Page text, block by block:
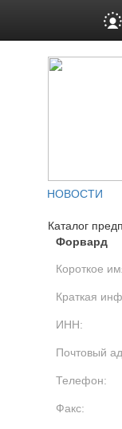
НОВОСТИ
Каталог
Форвард
Короткое
Краткая
ИНН:
Почтовый
Телефон:
Факс: